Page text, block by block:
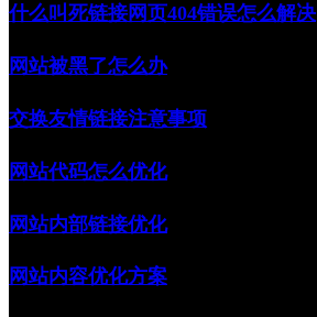
什么叫死链接网页404错误怎么解决
网站被黑了怎么办
交换友情链接注意事项
网站代码怎么优化
网站内部链接优化
网站内容优化方案